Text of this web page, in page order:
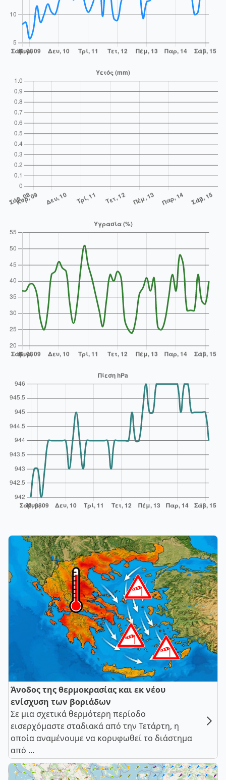
Άνοδος της θερμοκρασίας και εκ νέου
ενίσχυση των βοριάδων
Σε μια σχετικά θερμότερη περίοδο
εισερχόμαστε σταδιακά από την Τετάρτη, η
οποία αναμένουμε να κορυφωθεί το διάστημα
από ...